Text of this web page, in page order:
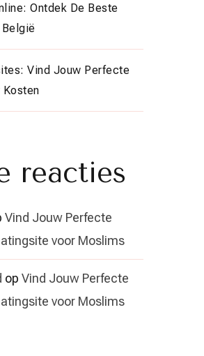
Ontdek De Beste
Vind Jouw Perfecte
Kosten
reacties
Vind Jouw Perfecte
voor Moslims
op Vind Jouw Perfecte
voor Moslims